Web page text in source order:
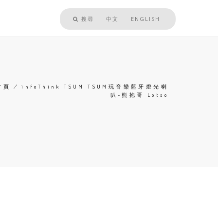
搜尋 中文 ENGLISH
頁 /infoThink TSUM TSUM玩音樂藍牙燈光喇
叭-熊抱哥 Lotso